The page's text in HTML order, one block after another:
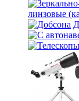
линзовые